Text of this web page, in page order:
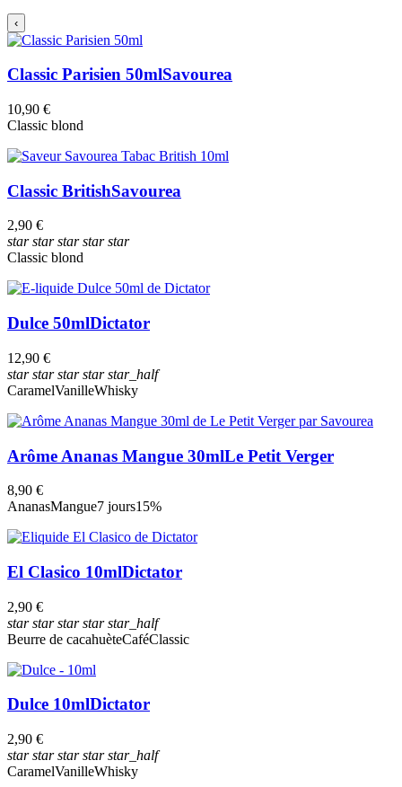
‹
Classic Parisien 50mlSavourea
10,90 €
Classic blond
Classic BritishSavourea
2,90 €
starstarstarstarstar
Classic blond
Dulce 50mlDictator
12,90 €
starstarstarstarstar_half
CaramelVanilleWhisky
Arôme Ananas Mangue 30mlLe Petit Verger
8,90 €
AnanasMangue7 jours15%
El Clasico 10mlDictator
2,90 €
starstarstarstarstar_half
Beurre de cacahuèteCaféClassic
Dulce 10mlDictator
2,90 €
starstarstarstarstar_half
CaramelVanilleWhisky